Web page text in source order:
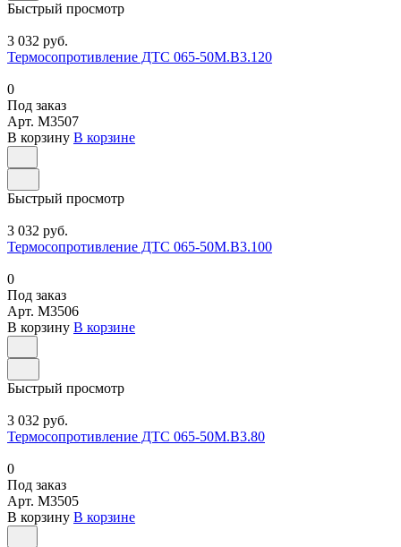
Быстрый просмотр
3 032 руб.
Термосопротивление ДТС 065-50М.В3.120
0
Под заказ
Арт. M3507
В корзину В корзине
Быстрый просмотр
3 032 руб.
Термосопротивление ДТС 065-50М.В3.100
0
Под заказ
Арт. M3506
В корзину В корзине
Быстрый просмотр
3 032 руб.
Термосопротивление ДТС 065-50М.В3.80
0
Под заказ
Арт. M3505
В корзину В корзине